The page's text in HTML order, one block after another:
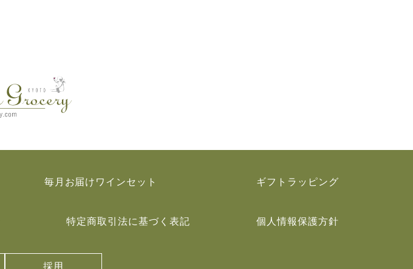
毎月お届けワインセット ギフトラッピング
特定商取引法に基づく表記 個人情報保護方針
採用